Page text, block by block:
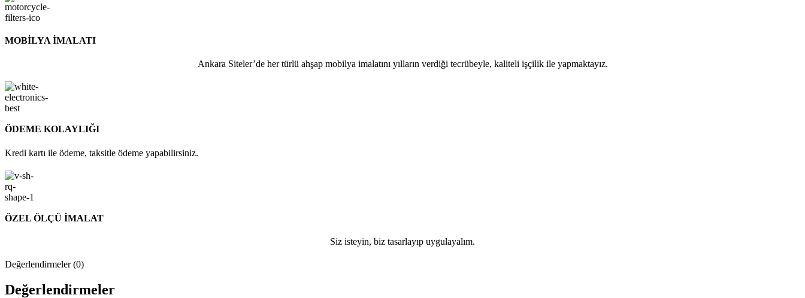
MOBİLYA İMALATI
Ankara Siteler’de her türlü ahşap mobilya imalatını yılların verdiği tecrübeyle, kaliteli işçilik ile yapmaktayız.
ÖDEME KOLAYLIĞI
Kredi kartı ile ödeme, taksitle ödeme yapabilirsiniz.
ÖZEL ÖLÇÜ İMALAT
Siz isteyin, biz tasarlayıp uygulayalım.
Değerlendirmeler (0)
Değerlendirmeler